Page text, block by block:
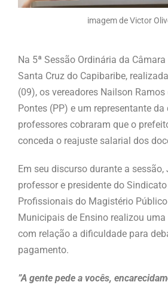
imagem de Victor
Na 5ª Sessão Ordinária da
Santa Cruz do Capibaribe,
(09), os vereadores Nailson
Pontes (PP) e um representante da
professores cobraram que o
conceda o reajuste salarial dos
Em seu discurso durante a sessão,
professor e presidente do
Profissionais do Magistério
Municipais de Ensino realizou
com relação a dificuldade para
pagamento.
”A gente pede a vocês,